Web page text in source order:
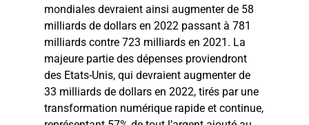
mondiales devraient ainsi augmenter de 58
milliards de dollars en 2022 passant à 781
milliards contre 723 milliards en 2021. La
majeure partie des dépenses proviendront
des Etats-Unis, qui devraient augmenter de
33 milliards de dollars en 2022, tirés par une
transformation numérique rapide et continue,